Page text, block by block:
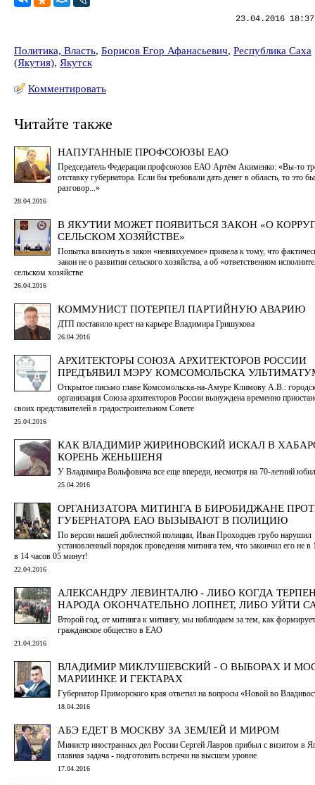
23.04.2016
Политика, Власть, Борисов Егор Афанасьевич, Республика Саха
(Якутия), Якутск
Комментировать
Читайте также
НАПУГАННЫЕ ПРОФСОЮЗЫ ЕАО
Председатель Федерации профсоюзов ЕАО Артём Акименко: «Вы-то
отставку губернатора. Если бы требовали дать денег в область, то это
разговор...»
28.04.2016
В ЯКУТИИ МОЖЕТ ПОЯВИТЬСЯ ЗАКОН «О
СЕЛЬСКОМ ХОЗЯЙСТВЕ»
Попытка впихнуть в закон «невпихуемое» привела к тому, что
закон не о развитии сельского хозяйства, а об «ответственном
сельском хозяйстве
26.04.2016
КОММУНИСТ ПОТЕРПЕЛ ПАРТИЙНУЮ АВАРИЮ
ДТП поставило крест на карьере Владимира Гришукова
26.04.2016
АРХИТЕКТОРЫ СОЮЗА АРХИТЕКТОРОВ РОССИИ
ПРЕДЪЯВИЛ МЭРУ КОМСОМОЛЬСКА
Открытое письмо главе Комсомольска-на-Амуре Климову А.В.:
организация Союза архитекторов России вынуждена временно
своих представителей в градостроительном Совете
25.04.2016
КАК ВЛАДИМИР ЖИРИНОВСКИЙ ИСКАЛ В
КОРЕНЬ ЖЕНЬШЕНЯ
У Владимира Вольфовича все еще впереди, несмотря на 70-летний
25.04.2016
ОРГАНИЗАТОРА МИТИНГА В БИРОБИДЖАНЕ
ГУБЕРНАТОРА ЕАО ВЫЗЫВАЮТ В ПОЛИЦИЮ
По версии нашей доблестной полиции, Иван Проходцев грубо нарушил
установленный порядок проведения митинга тем, что закончил его не в
в 14 часов 05 минут!
22.04.2016
АЛЕКСАНДРУ ЛЕВИНТАЛЮ - ЛИБО КОГДА
НАРОДА ОКОНЧАТЕЛЬНО ЛОПНЕТ, ЛИБО УЙТИ
Второй год, от митинга к митингу, мы наблюдаем за тем, как
гражданское общество в ЕАО
21.04.2016
ВЛАДИМИР МИКЛУШЕВСКИЙ - О ВЫБОРАХ И
МАРИИНКЕ И ГЕКТАРАХ
Губернатор Приморского края ответил на вопросы «Новой во
18.04.2016
АБЭ ЕДЕТ В МОСКВУ ЗА ЗЕМЛЕЙ И МИРОМ
Министр иностранных дел России Сергей Лавров прибыл с визитом в
главная задача - подготовить встречи на высшем уровне
17.04.2016